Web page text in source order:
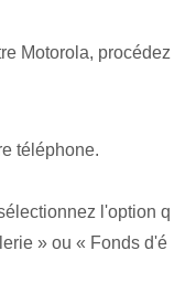
Motorola, procédez
téléphone.
l'option q
» ou « Fonds d'é